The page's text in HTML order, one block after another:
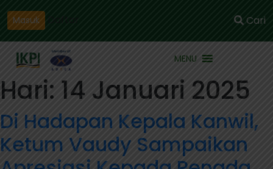
Masuk Cari
MENU
Hari: 14 Januari 2025
Di Hadapan Kepala Kanwil,
Ketum Vaudy Sampaikan